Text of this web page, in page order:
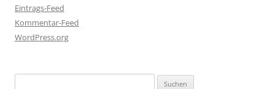
Eintrags-Feed
Kommentar-Feed
WordPress.org